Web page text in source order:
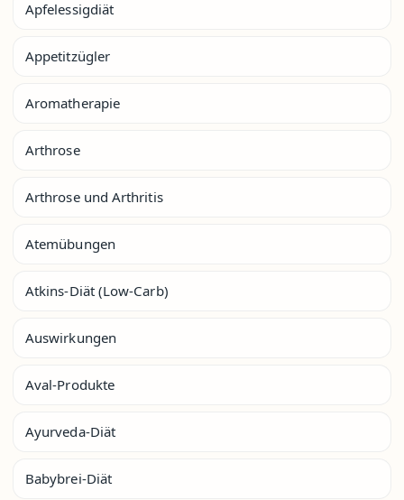
Apfelessigdiät
Appetitzügler
Aromatherapie
Arthrose
Arthrose und Arthritis
Atemübungen
Atkins-Diät (Low-Carb)
Auswirkungen
Aval-Produkte
Ayurveda-Diät
Babybrei-Diät